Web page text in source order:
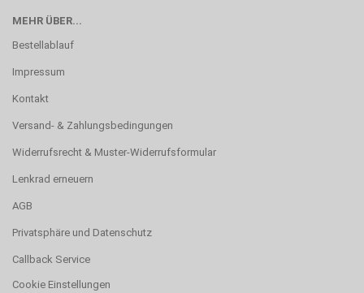
MEHR ÜBER...
Bestellablauf
Impressum
Kontakt
Versand- & Zahlungsbedingungen
Widerrufsrecht & Muster-Widerrufsformular
Lenkrad erneuern
AGB
Privatsphäre und Datenschutz
Callback Service
Cookie Einstellungen